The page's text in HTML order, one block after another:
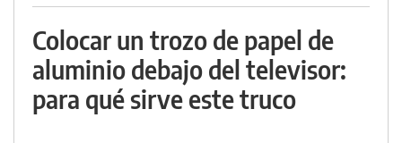
Colocar un trozo de papel de
aluminio debajo del televisor:
para qué sirve este truco